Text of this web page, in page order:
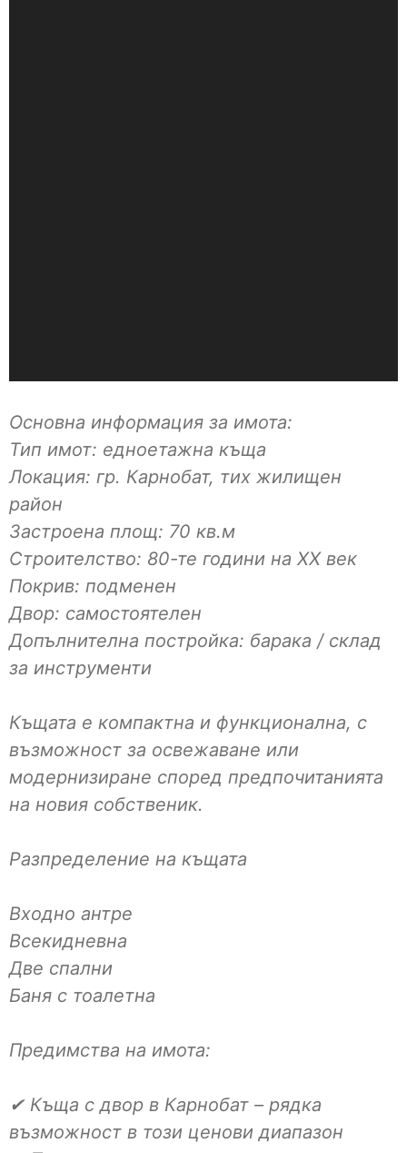
Основна информация за имота:
Тип имот: едноетажна къща
Локация: гр. Карнобат, тих жилищен
район
Застроена площ: 70 кв.м
Строителство: 80-те години на XX век
Покрив: подменен
Двор: самостоятелен
Допълнителна постройка: барака / склад
за инструменти
Къщата е компактна и функционална, с
възможност за освежаване или
модернизиране според предпочитанията
на новия собственик.
Разпределение на къщата
Входно антре
Всекидневна
Две спални
Баня с тоалетна
Предимства на имота:
✔ Къща с двор в Карнобат – рядка
възможност в този ценови диапазон